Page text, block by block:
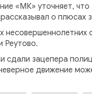
«МК» уточняет,
о плюсах
Реутово.
сдали зацепера
движение